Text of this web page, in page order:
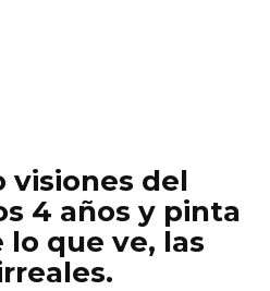
visiones del
4 años y pinta
que ve, las